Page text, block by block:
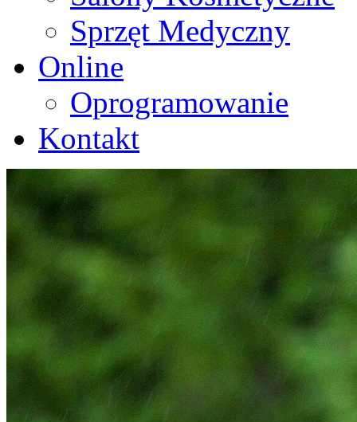
Sprzęt Medyczny
Online
Oprogramowanie
Kontakt